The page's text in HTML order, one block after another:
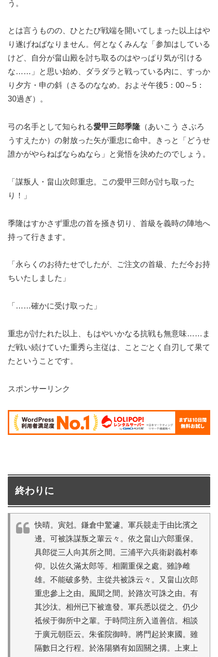
う。
とは言うものの、ひとたび戦端を開いてしまった以上はや
り遂げねばなりません。何となくみんな「参加はしている
けど、自分が畠山殿を討ち取るのはやっぱり気が引ける
な……」と思い始め、ダラダラと戦っている内に、すっか
り夕方・申の斜（さるのななめ。およそ午後5：00～5：
30過ぎ）。
弓の名手として知られる愛甲三郎季隆 （あいこう さぶろ
うすえたか）の射放った矢が重忠に命中。きっと「どうせ
誰かがやらねばならぬなら」と覚悟を決めたのでしょう。
「謀叛人・畠山次郎重忠。この愛甲三郎が討ち取った
り！」
季隆はすかさず重忠の首を掻き切り、首級を義時の陣地へ
持って行きます。
「永らくのお待たせでしたが、ご注文の首級、ただ今お持
ちいたしました」
「……確かに受け取った」
重忠が討たれた以上、もはやいかなる抗戦も無意味……ま
だ戦い続けていた重秀ら主従は、ことごとく自刃して果て
たということです。
スポンサーリンク
終わりに
快晴。寅尅。鎌倉中驚遽。軍兵竸走于由比濱之
邊。可被誅謀叛之輩云々。依之畠山六郎重保。
具郎從三人向其所之間。三浦平六兵衛尉義村奉
仰。以佐久滿太郎等。相圍重保之處。雖諍雌
雄。不能破多勢。主從共被誅云々。又畠山次郎
重忠參上之由。風聞之間。於路次可誅之由。有
其沙汰。相州已下被進發。軍兵悉以從之。仍少
祗候于御所中之輩。于時問注所入道善信。相談
于廣元朝臣云。朱雀院御時。將門起於東國。雖
隔數日之行程。於洛陽猶有如固關之搆。上東上